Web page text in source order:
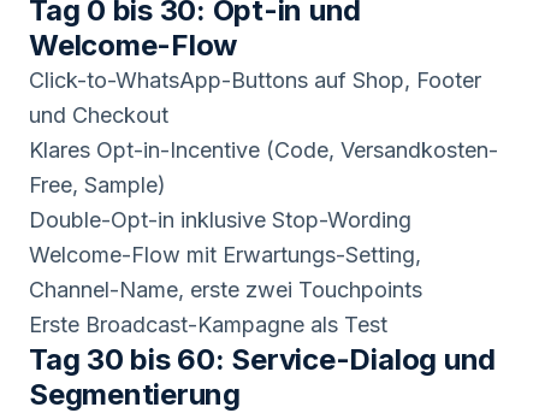
Tag 0 bis 30: Opt-in und
Welcome-Flow
Click-to-WhatsApp-Buttons auf Shop, Footer
und Checkout
Klares Opt-in-Incentive (Code, Versandkosten-
Free, Sample)
Double-Opt-in inklusive Stop-Wording
Welcome-Flow mit Erwartungs-Setting,
Channel-Name, erste zwei Touchpoints
Erste Broadcast-Kampagne als Test
Tag 30 bis 60: Service-Dialog und
Segmentierung